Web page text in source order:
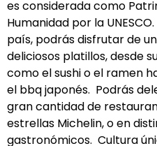
es considerada como
Humanidad por la
país, podrás disfrutar de
deliciosos platillos, desde
como el sushi o el ramen
el bbq japonés. Podrás
gran cantidad de
estrellas Michelin, o en
gastronómicos. Cultura